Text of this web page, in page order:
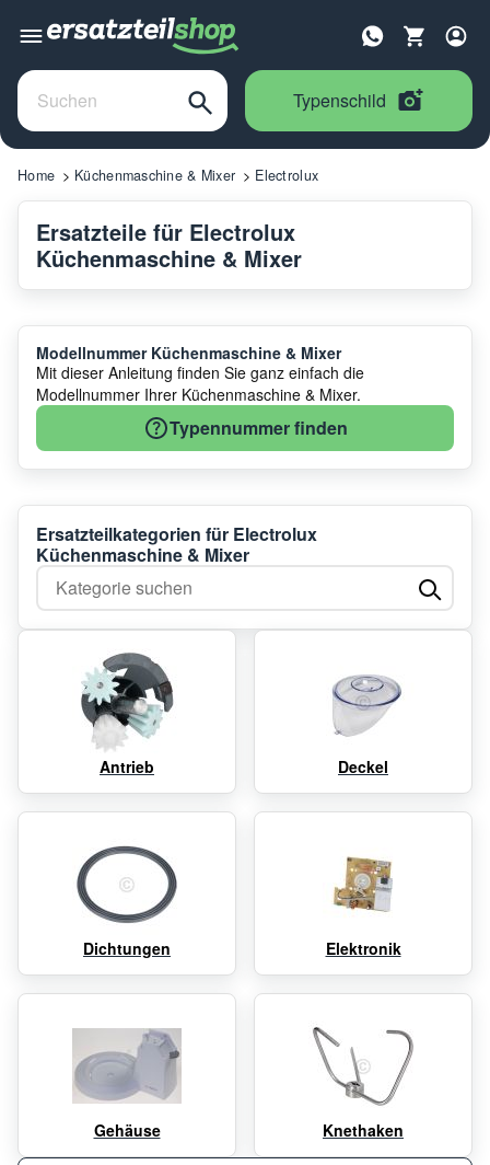
Typenschild
Home Küchenmaschine & Mixer Electrolux
Ersatzteile für Electrolux
Küchenmaschine & Mixer
Modellnummer Küchenmaschine & Mixer
Mit dieser Anleitung finden Sie ganz einfach die
Modellnummer Ihrer Küchenmaschine & Mixer.
Typennummer finden
Ersatzteilkategorien für Electrolux
Küchenmaschine & Mixer
Kategorie suchen
Antrieb Deckel
Dichtungen Elektronik
Gehäuse Knethaken